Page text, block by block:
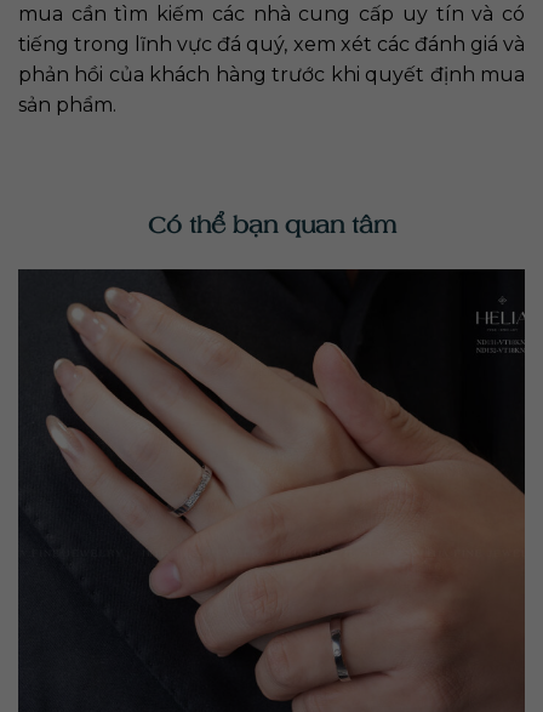
mua cần tìm kiếm các nhà cung cấp uy tín và có
tiếng trong lĩnh vực đá quý, xem xét các đánh giá và
phản hồi của khách hàng trước khi quyết định mua
sản phẩm.
Có thể bạn quan tâm